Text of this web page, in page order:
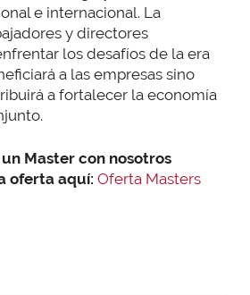
e internacional. La
y directores
los desafíos de la era
a las empresas sino
a fortalecer la economía
Master con nosotros
oferta aquí: Oferta Masters